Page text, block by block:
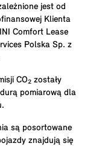
jest od
Klienta
Comfort Lease
Polska Sp. z
CO₂ zostały
pomiarową dla
są posortowane
znajdują się